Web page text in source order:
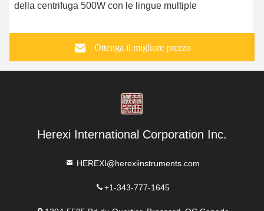
della centrifuga 500W con le lingue multiple
Ottenga il migliore prezzo
Herexi International Corporation Inc.
HEREXI@herexiinstruments.com
+1-343-777-1645